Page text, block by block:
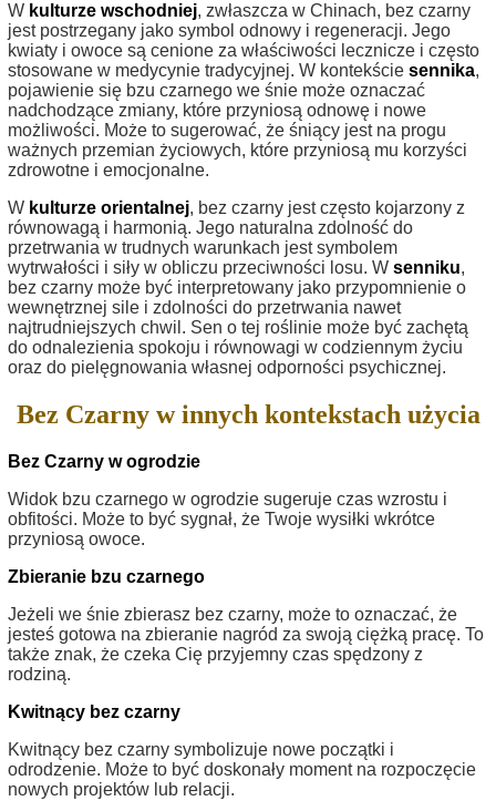
W kulturze wschodniej, zwłaszcza w Chinach, bez czarny
jest postrzegany jako symbol odnowy i regeneracji. Jego
kwiaty i owoce są cenione za właściwości lecznicze i często
stosowane w medycynie tradycyjnej. W kontekście sennika,
pojawienie się bzu czarnego we śnie może oznaczać
nadchodzące zmiany, które przyniosą odnowę i nowe
możliwości. Może to sugerować, że śniący jest na progu
ważnych przemian życiowych, które przyniosą mu korzyści
zdrowotne i emocjonalne.
W kulturze orientalnej, bez czarny jest często kojarzony z
równowagą i harmonią. Jego naturalna zdolność do
przetrwania w trudnych warunkach jest symbolem
wytrwałości i siły w obliczu przeciwności losu. W senniku,
bez czarny może być interpretowany jako przypomnienie o
wewnętrznej sile i zdolności do przetrwania nawet
najtrudniejszych chwil. Sen o tej roślinie może być zachętą
do odnalezienia spokoju i równowagi w codziennym życiu
oraz do pielęgnowania własnej odporności psychicznej.
Bez Czarny w innych kontekstach użycia
Bez Czarny w ogrodzie
Widok bzu czarnego w ogrodzie sugeruje czas wzrostu i
obfitości. Może to być sygnał, że Twoje wysiłki wkrótce
przyniosą owoce.
Zbieranie bzu czarnego
Jeżeli we śnie zbierasz bez czarny, może to oznaczać, że
jesteś gotowa na zbieranie nagród za swoją ciężką pracę. To
także znak, że czeka Cię przyjemny czas spędzony z
rodziną.
Kwitnący bez czarny
Kwitnący bez czarny symbolizuje nowe początki i
odrodzenie. Może to być doskonały moment na rozpoczęcie
nowych projektów lub relacji.